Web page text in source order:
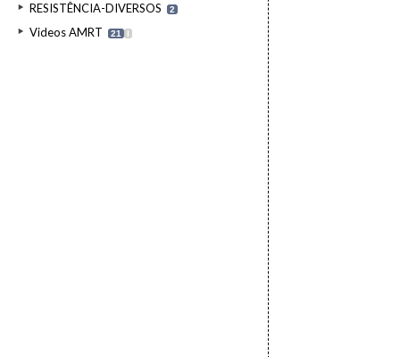
RESISTÊNCIA-DIVERSOS 2
Videos AMRT 21 I